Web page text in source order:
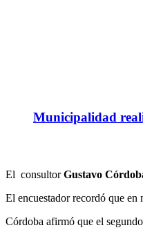
Municipalidad
El consultorGustavo
El encuestador recordó que en
Córdoba afirmó que el